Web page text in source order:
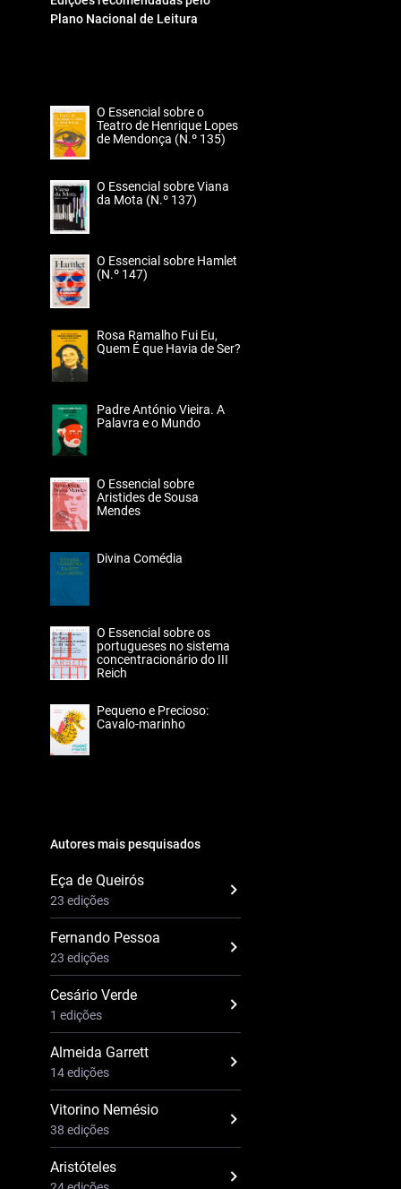
Plano Nacional de Leitura
O Essencial sobre o
Teatro de Henrique Lopes
de Mendonça (N.º 135)
O Essencial sobre Viana
da Mota (N.º 137)
O Essencial sobre Hamlet
(N.º 147)
Rosa Ramalho Fui Eu,
Quem É que Havia de Ser?
Padre António Vieira. A
Palavra e o Mundo
O Essencial sobre
Aristides de Sousa
Mendes
Divina Comédia
O Essencial sobre os
portugueses no sistema
concentracionário do III
Reich
Pequeno e Precioso:
Cavalo-marinho
Autores mais pesquisados
Eça de Queirós
23 edições
Fernando Pessoa
23 edições
Cesário Verde
1 edições
Almeida Garrett
14 edições
Vitorino Nemésio
38 edições
Aristóteles